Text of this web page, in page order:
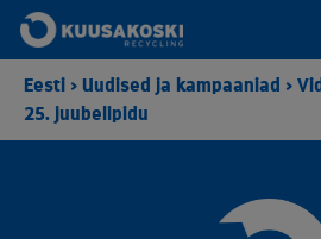
Eesti > Uudised ja kampaaniad >
25. juubelipidu